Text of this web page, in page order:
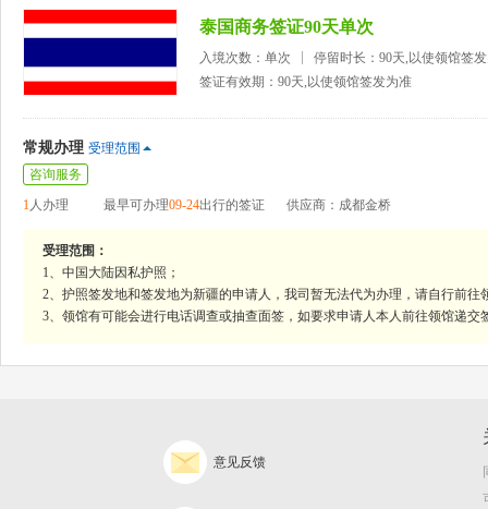
泰国商务签证90天单次
入境次数：单次
停留时长：90天,以使领馆签
签证有效期：90天,以使领馆签发为准
常规办理 受理范围
咨询服务
1人办理 最早可办理09-24出行的签证 供应商：成都金桥
受理范围：
1、中国大陆因私护照；
2、护照签发地和签发地为新疆的申请人，我司暂无法代为办理，请自行前往
3、领馆有可能会进行电话调查或抽查面签，如要求申请人本人前往领馆递
意见反馈